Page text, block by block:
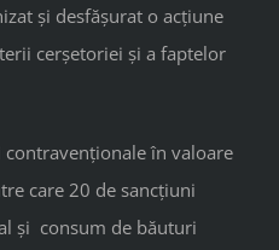
și desfășurat o acțiune
cerșetoriei și a faptelor
contravenționale în valoare
care 20 de sancțiuni
și consum de băuturi